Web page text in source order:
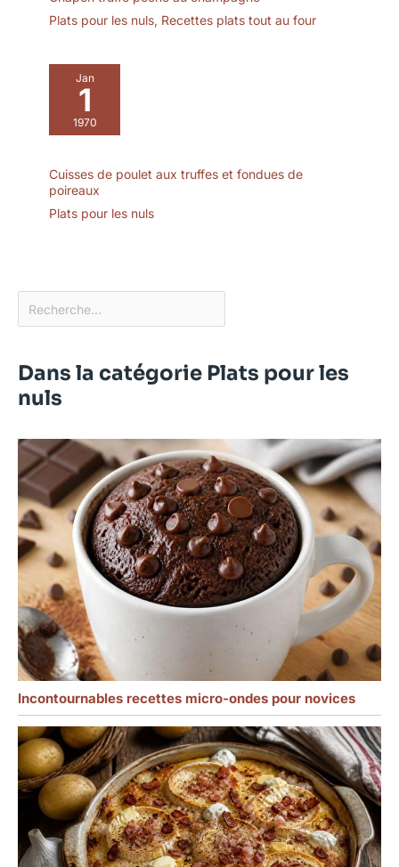
Plats pour les nuls, Recettes plats tout au four
Jan
1
1970
Cuisses de poulet aux truffes et fondues de
poireaux
Plats pour les nuls
Dans la catégorie Plats pour les
nuls
Incontournables recettes micro-ondes pour novices